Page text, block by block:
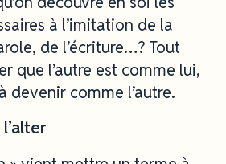
à l’imitation de la
de l’écriture…? Tout
que l’autre est comme lui,
devenir comme l’autre.